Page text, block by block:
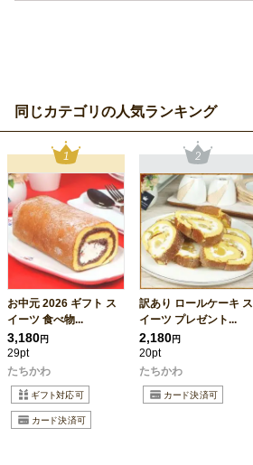
同じカテゴリの人気ランキング
お中元 2026 ギフト ス
イーツ 食べ物...
3,180円
29pt
たちかわ
訳あり ロールケーキ ス
イーツ プレゼント...
2,180円
20pt
たちかわ